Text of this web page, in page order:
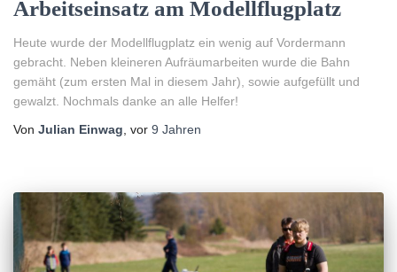
Arbeitseinsatz am Modellflugplatz
Heute wurde der Modellflugplatz ein wenig auf Vordermann
gebracht. Neben kleineren Aufräumarbeiten wurde die Bahn
gemäht (zum ersten Mal in diesem Jahr), sowie aufgefüllt und
gewalzt. Nochmals danke an alle Helfer!
Von Julian Einwag , vor 9 Jahren